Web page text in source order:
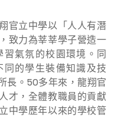
立中學以「人人有潛
致力為莘莘學子營造一
氣氛的校園環境。同
的學生裝備知識及技
長。50多年來，龍翔官
才，全體教職員的貢獻
中學歷年以來的學校管